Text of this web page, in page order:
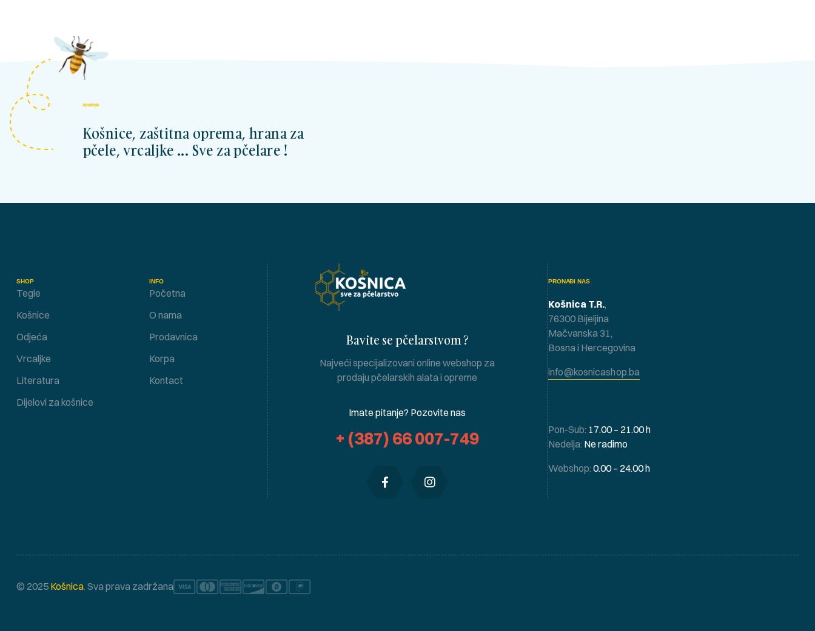
kosnicashop.ba
Košnice, zaštitna oprema, hrana za
pčele, vrcaljke ... Sve za pčelare !
SHOP
Tegle
Košnice
Odjeća
Vrcaljke
Literatura
Dijelovi za košnice
INFO
Početna
O nama
Prodavnica
Korpa
Kontact
Bavite se pčelarstvom ?
Najveći specijalizovani online webshop za
prodaju pčelarskih alata i opreme
Imate pitanje? Pozovite nas
+ (387) 66 007-749
PRONAĐI NAS
Košnica T.R.,
76300 Bijeljina
Mačvanska 31,
Bosna i Hercegovina
info@kosnicashop.ba
Pon-Sub: 17.00 – 21.00 h
Nedelja: Ne radimo
Webshop:0.00 – 24.00 h
© 2025 Košnica. Sva prava zadržana